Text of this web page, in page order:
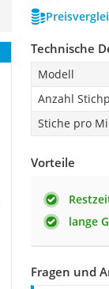
Technische
Modell
Anzahl
Stiche pro
Vorteile
lange
Fragen und